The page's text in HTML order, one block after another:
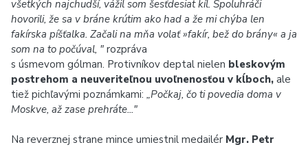
všetkých najchudší, vážil som šesťdesiat kíl. Spoluhráči
hovorili, že sa v bráne krútim ako had a že mi chýba len
fakírska píšťalka. Začali na mňa volať »fakír, bež do brány« a ja
som na to počúval, " rozpráva
s úsmevom gólman. Protivníkov deptal nielen bleskovým
postrehom a neuveriteľnou uvoľnenosťou v kĺboch, ale
tiež pichľavými poznámkami: „Počkaj, čo ti povedia doma v
Moskve, až zase prehráte..."
Na reverznej strane mince umiestnil medailér Mgr. Petr